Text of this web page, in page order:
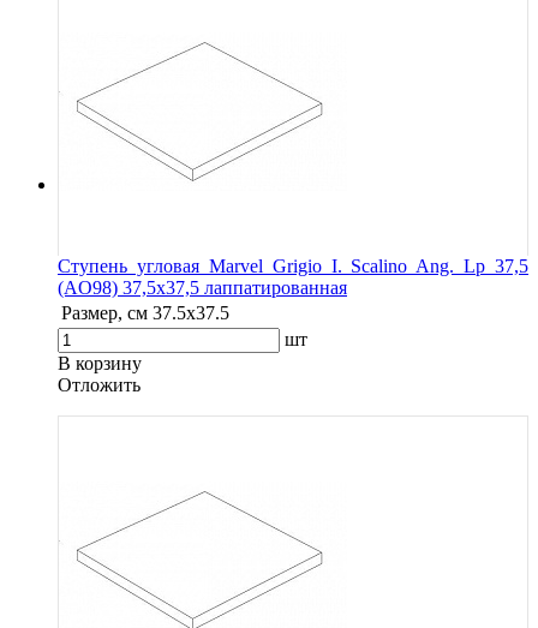
Ступень угловая Marvel Grigio I. Scalino Ang. Lp 37,5
(AO98) 37,5x37,5 лаппатированная
Размер, см 37.5x37.5
шт
В корзину
Oтложить